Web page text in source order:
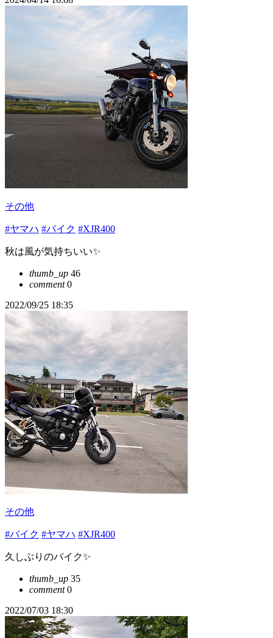
その他
#ヤマハ #バイク #XJR400
秋は風が気持ちいい✨
thumb_up 46
comment0
2022/09/25 18:35
その他
#バイク #ヤマハ #XJR400
久しぶりのバイク✨
thumb_up 35
comment0
2022/07/03 18:30